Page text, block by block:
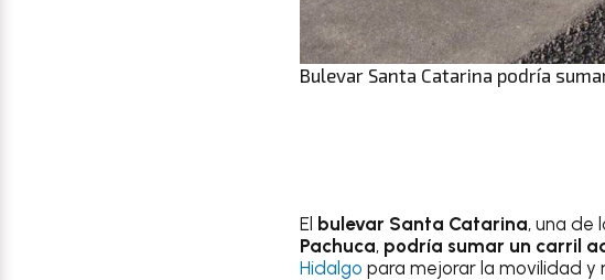
Bulevar Santa Catarina podría
El bulevar Santa Catarina, una de
Pachuca, podría sumar un carril
Hidalgo para mejorar la movilidad y